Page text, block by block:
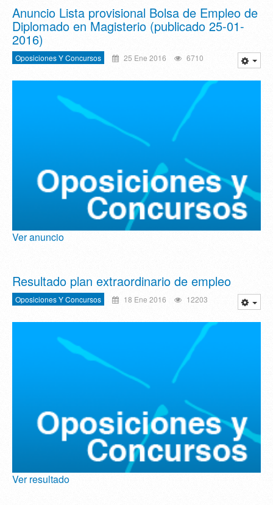
Anuncio Lista provisional Bolsa de Empleo de
Diplomado en Magisterio (publicado 25-01-
2016)
Oposiciones Y Concursos 25 Ene 2016 6710
Ver anuncio
Resultado plan extraordinario de empleo
Oposiciones Y Concursos 18 Ene 2016 12203
Ver resultado